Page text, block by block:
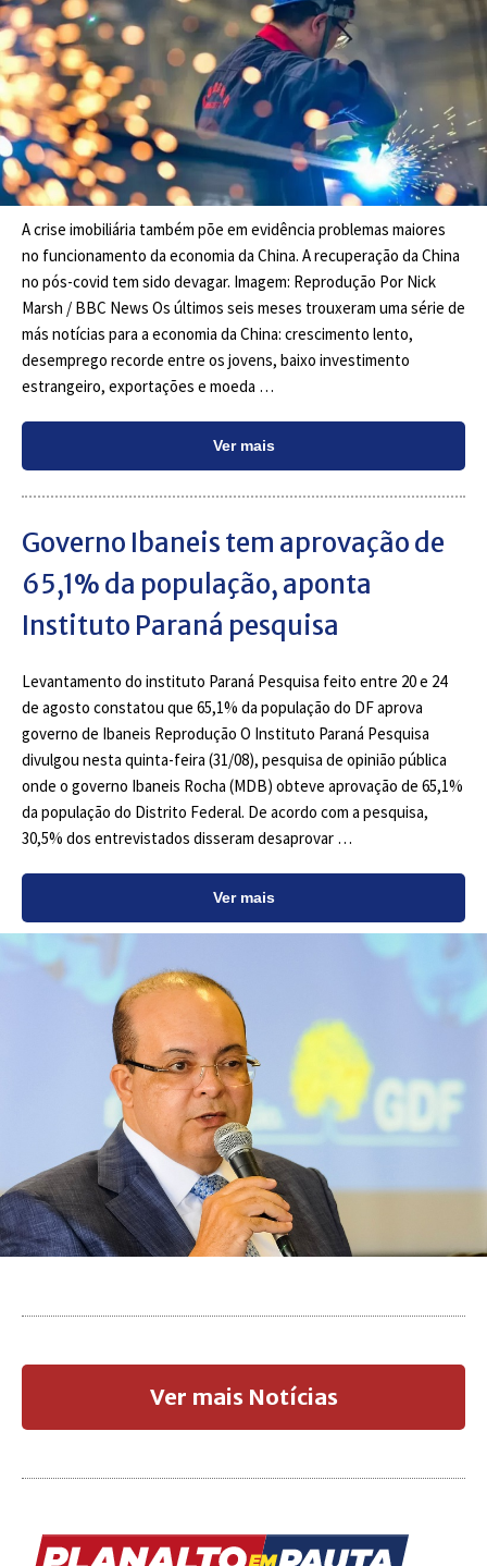
A crise imobiliária também põe em evidência problemas maiores
no funcionamento da economia da China. A recuperação da China
no pós-covid tem sido devagar. Imagem: Reprodução Por Nick
Marsh / BBC News Os últimos seis meses trouxeram uma série de
más notícias para a economia da China: crescimento lento,
desemprego recorde entre os jovens, baixo investimento
estrangeiro, exportações e moeda …
Ver mais
Governo Ibaneis tem aprovação de
65,1% da população, aponta
Instituto Paraná pesquisa
Levantamento do instituto Paraná Pesquisa feito entre 20 e 24
de agosto constatou que 65,1% da população do DF aprova
governo de Ibaneis Reprodução O Instituto Paraná Pesquisa
divulgou nesta quinta-feira (31/08), pesquisa de opinião pública
onde o governo Ibaneis Rocha (MDB) obteve aprovação de 65,1%
da população do Distrito Federal. De acordo com a pesquisa,
30,5% dos entrevistados disseram desaprovar …
Ver mais
Ver mais Notícias